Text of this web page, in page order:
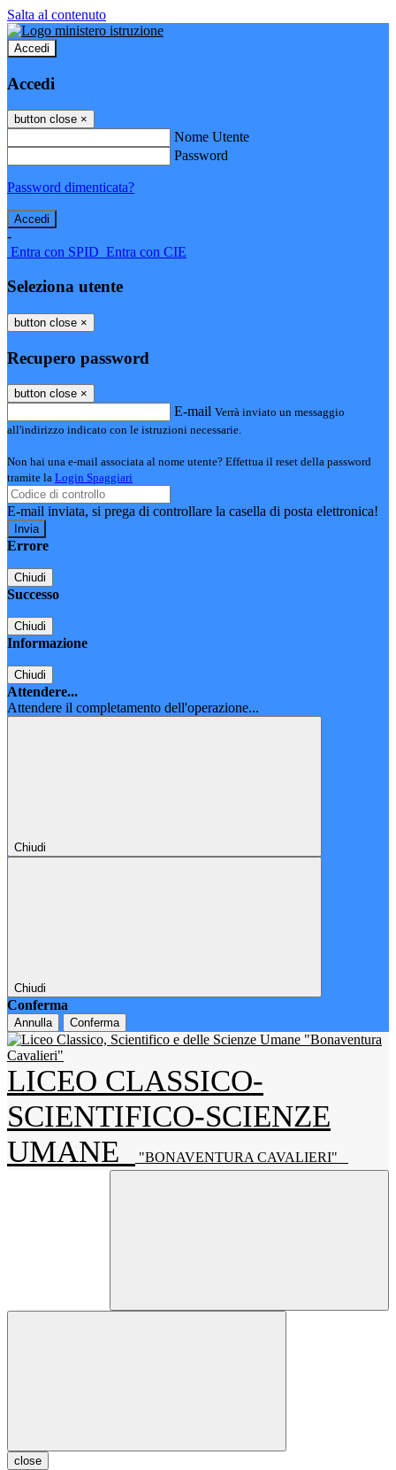
Salta al contenuto
Accedi
Accedi
button close ×
Nome Utente
Password
Password dimenticata?
-
Entra con SPID Entra con CIE
Seleziona utente
button close ×
Recupero password
button close ×
E-mail Verrà inviato un messaggio
all'indirizzo indicato con le istruzioni necessarie.
Non hai una e-mail associata al nome utente? Effettua il reset della password
tramite la Login Spaggiari
E-mail inviata, si prega di controllare la casella di posta elettronica!
Errore
Chiudi
Successo
Chiudi
Informazione
Chiudi
Attendere...
Attendere il completamento dell'operazione...
Chiudi
Chiudi
Conferma
Annulla Conferma
LICEO CLASSICO-
SCIENTIFICO-SCIENZE
UMANE
"BONAVENTURA CAVALIERI"
close